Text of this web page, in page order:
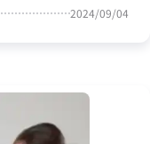
2024/09/04